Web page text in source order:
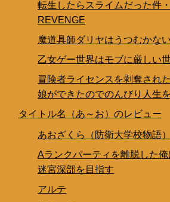
転生したらスライムだった件
REVENGE
魔道具師ダリヤはうつむかない
乙女ゲー世界はモブに厳しい
冒険者ライセンスを剥奪され
娘ができたのでのんびり人生
タイトル名（あ～お）のレビュー
あおざくら（防衛大学校物語）
Aランクパーティを離脱した
迷宮深部を目指す
アルテ